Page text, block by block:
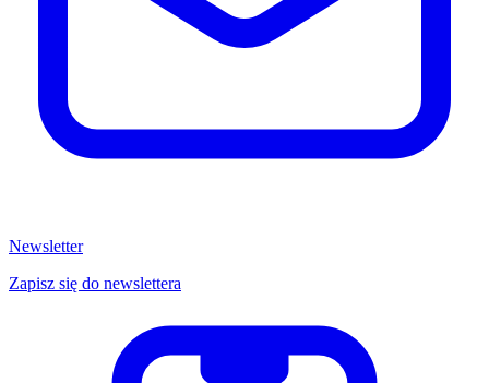
Newsletter
Zapisz się do newslettera